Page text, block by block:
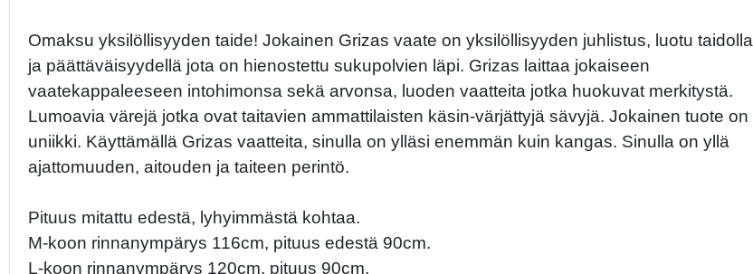
Omaksu yksilöllisyyden taide! Jokainen Grizas vaate on yksilöllisyyden juhlistus, luotu taidolla
ja päättäväisyydellä jota on hienostettu sukupolvien läpi. Grizas laittaa jokaiseen
vaatekappaleeseen intohimonsa sekä arvonsa, luoden vaatteita jotka huokuvat merkitystä.
Lumoavia värejä jotka ovat taitavien ammattilaisten käsin-värjättyjä sävyjä. Jokainen tuote on
uniikki. Käyttämällä Grizas vaatteita, sinulla on ylläsi enemmän kuin kangas. Sinulla on yllä
ajattomuuden, aitouden ja taiteen perintö.
Pituus mitattu edestä, lyhyimmästä kohtaa.
M-koon rinnanympärys 116cm, pituus edestä 90cm.
L-koon rinnanympärys 120cm, pituus 90cm.